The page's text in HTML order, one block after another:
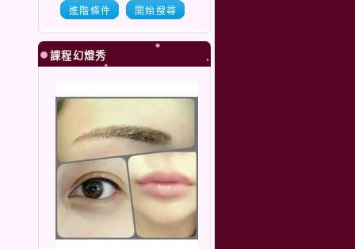
進階條件 開始搜尋
課程幻燈秀